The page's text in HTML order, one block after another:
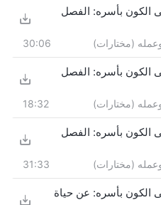
الكون بأسره: الفصل
30:06
الكون بأسره: الفصل
18:32
الكون بأسره: الفصل
31:33
الكون بأسره: عن حياة